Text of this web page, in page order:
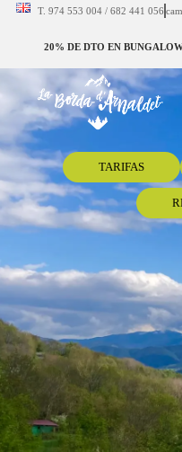
T. 974 553 004 / 682 441 056
20% DE DTO EN
TARIFAS